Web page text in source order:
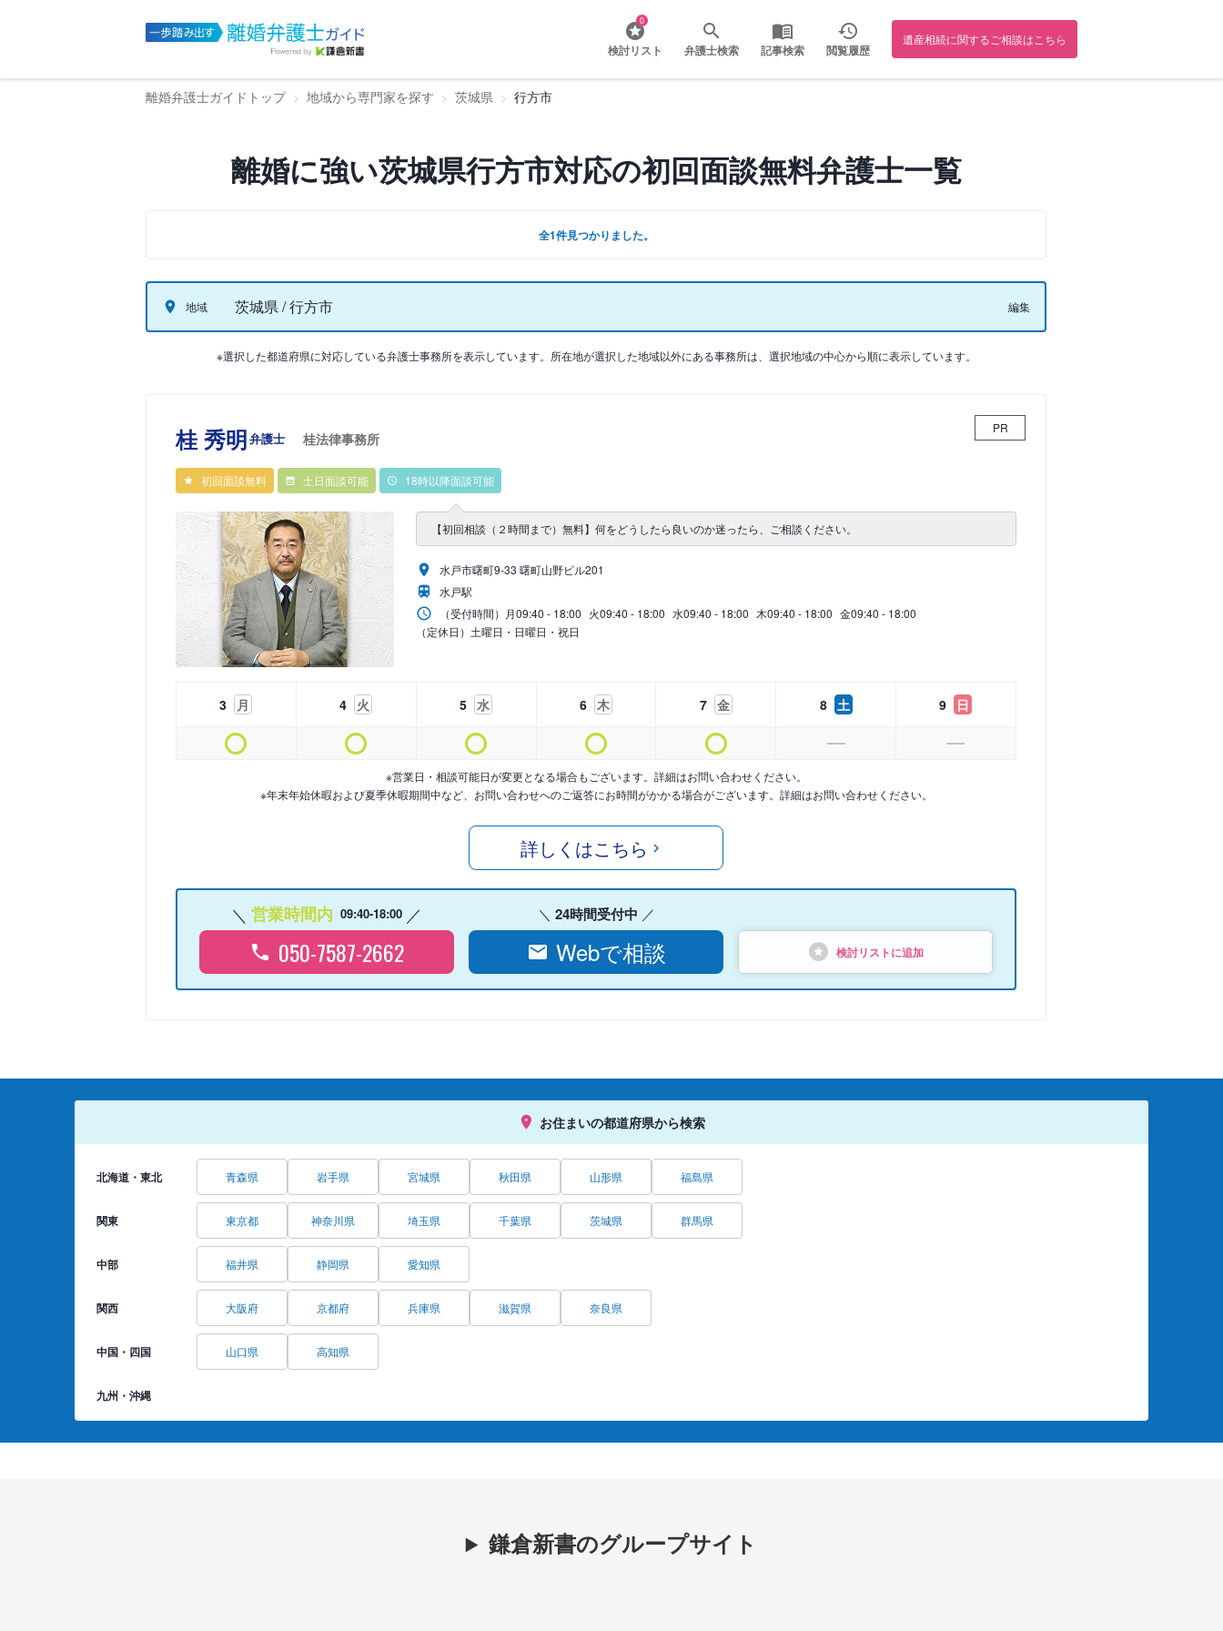
0
検討リスト 弁護士検索 記事検索 閲覧履歴
遺産相続に関するご相談はこちら
離婚弁護士ガイドトップ 地域から専門家を探す 茨城県 行方市
離婚に強い茨城県行方市対応の初回面談無料弁護士一覧
全1件見つかりました。
地域 茨城県 / 行方市 編集
※選択した都道府県に対応している弁護士事務所を表示しています。所在地が選択した地域以外にある事務所は、選択地域の中心から順に表示しています。
桂 秀明弁護士 桂法律事務所
PR
初回面談無料 土日面談可能 18時以降面談可能
【初回相談（２時間まで）無料】何をどうしたら良いのか迷ったら、ご相談ください。
水戸市曙町9-33 曙町山野ビル201
水戸駅
（受付時間） 月09:40 - 18:00 火09:40 - 18:00 水09:40 - 18:00 木09:40 - 18:00 金09:40 - 18:00
（定休日）土曜日・日曜日・祝日
3 月 4 火 5 水 6 木 7 金 8 土 9 日
※営業日・相談可能日が変更となる場合もございます。詳細はお問い合わせください。
※年末年始休暇および夏季休暇期間中など、お問い合わせへのご返答にお時間がかかる場合がございます。詳細はお問い合わせください。
詳しくはこちら
営業時間内 09:40-18:00
050-7587-2662
24時間受付中
Webで相談 検討リストに追加
お住まいの都道府県から検索
北海道・東北 青森県 岩手県 宮城県 秋田県 山形県 福島県
関東 東京都 神奈川県 埼玉県 千葉県 茨城県 群馬県
中部 福井県 静岡県 愛知県
関西 大阪府 京都府 兵庫県 滋賀県 奈良県
中国・四国 山口県 高知県
九州・沖縄
鎌倉新書のグループサイト